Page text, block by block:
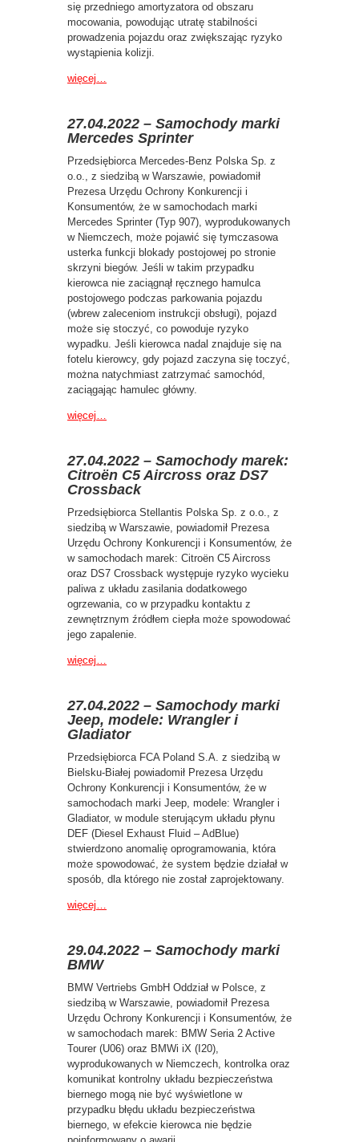
się przedniego amortyzatora od obszaru
mocowania, powodując utratę stabilności
prowadzenia pojazdu oraz zwiększając ryzyko
wystąpienia kolizji.
więcej…
27.04.2022 – Samochody marki
Mercedes Sprinter
Przedsiębiorca Mercedes-Benz Polska Sp. z
o.o., z siedzibą w Warszawie, powiadomił
Prezesa Urzędu Ochrony Konkurencji i
Konsumentów, że w samochodach marki
Mercedes Sprinter (Typ 907), wyprodukowanych
w Niemczech, może pojawić się tymczasowa
usterka funkcji blokady postojowej po stronie
skrzyni biegów. Jeśli w takim przypadku
kierowca nie zaciągnął ręcznego hamulca
postojowego podczas parkowania pojazdu
(wbrew zaleceniom instrukcji obsługi), pojazd
może się stoczyć, co powoduje ryzyko
wypadku. Jeśli kierowca nadal znajduje się na
fotelu kierowcy, gdy pojazd zaczyna się toczyć,
można natychmiast zatrzymać samochód,
zaciągając hamulec główny.
więcej…
27.04.2022 – Samochody marek:
Citroën C5 Aircross oraz DS7
Crossback
Przedsiębiorca Stellantis Polska Sp. z o.o., z
siedzibą w Warszawie, powiadomił Prezesa
Urzędu Ochrony Konkurencji i Konsumentów, że
w samochodach marek: Citroën C5 Aircross
oraz DS7 Crossback występuje ryzyko wycieku
paliwa z układu zasilania dodatkowego
ogrzewania, co w przypadku kontaktu z
zewnętrznym źródłem ciepła może spowodować
jego zapalenie.
więcej…
27.04.2022 – Samochody marki
Jeep, modele: Wrangler i
Gladiator
Przedsiębiorca FCA Poland S.A. z siedzibą w
Bielsku-Białej powiadomił Prezesa Urzędu
Ochrony Konkurencji i Konsumentów, że w
samochodach marki Jeep, modele: Wrangler i
Gladiator, w module sterującym układu płynu
DEF (Diesel Exhaust Fluid – AdBlue)
stwierdzono anomalię oprogramowania, która
może spowodować, że system będzie działał w
sposób, dla którego nie został zaprojektowany.
więcej…
29.04.2022 – Samochody marki
BMW
BMW Vertriebs GmbH Oddział w Polsce, z
siedzibą w Warszawie, powiadomił Prezesa
Urzędu Ochrony Konkurencji i Konsumentów, że
w samochodach marek: BMW Seria 2 Active
Tourer (U06) oraz BMWi iX (I20),
wyprodukowanych w Niemczech, kontrolka oraz
komunikat kontrolny układu bezpieczeństwa
biernego mogą nie być wyświetlone w
przypadku błędu układu bezpieczeństwa
biernego, w efekcie kierowca nie będzie